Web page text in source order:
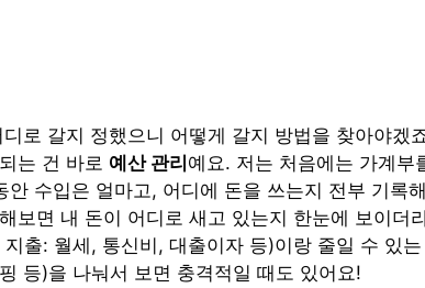
로 갈지 정했으니 어떻게 갈지 방법을 찾아야겠
는 건 바로 예산 관리 예요. 저는 처음에는 가계부
안 수입은 얼마고, 어디에 돈을 쓰는지 전부 기록
보면 내 돈이 어디로 새고 있는지 한눈에 보이더
지출: 월세, 통신비, 대출이자 등)이랑 줄일 수 있
등)을 나눠서 보면 충격적일 때도 있어요!